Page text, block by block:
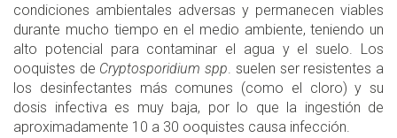
condiciones ambientales adversas y permanecen viables
durante mucho tiempo en el medio ambiente, teniendo un
alto potencial para contaminar el agua y el suelo. Los
ooquistes de Cryptosporidium spp . suelen ser resistentes a
los desinfectantes más comunes (como el cloro) y su
dosis infectiva es muy baja, por lo que la ingestión de
aproximadamente 10 a 30 ooquistes causa infección.